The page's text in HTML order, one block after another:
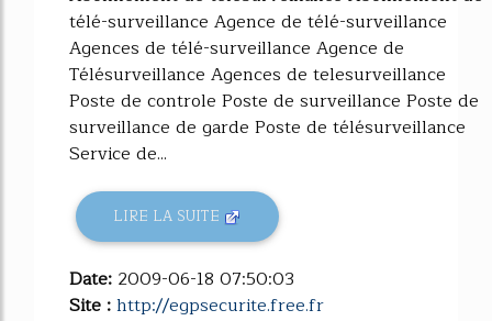
télé-surveillance Agence de télé-surveillance
Agences de télé-surveillance Agence de
Télésurveillance Agences de telesurveillance
Poste de controle Poste de surveillance Poste de
surveillance de garde Poste de télésurveillance
Service de...
LIRE LA SUITE
Date: 2009-06-18 07:50:03
Site :http://egpsecurite.free.fr